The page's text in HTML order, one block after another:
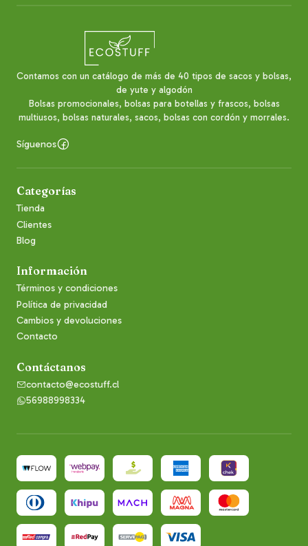
Contamos con un catálogo de más de 40 tipos de sacos y bolsas,
de yute y algodón
Bolsas promocionales, bolsas para botellas y frascos, bolsas
multiusos, bolsas naturales, sacos, bolsas con cordón y morrales.
Síguenos
Categorías
Tienda
Clientes
Blog
Información
Términos y condiciones
Política de privacidad
Cambios y devoluciones
Contacto
Contáctanos
contacto@ecostuff.cl
56988998334